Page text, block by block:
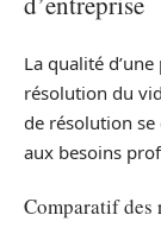
La qualité
résolution du
de résolution
aux besoins
Comparatif des